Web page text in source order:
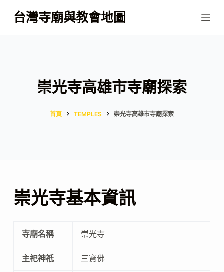
跳
至
台灣寺廟與教會地圖
崇光寺高雄市寺廟探索
首頁 TEMPLES 崇光寺高雄市寺廟探索
崇光寺基本資訊
寺廟名稱 崇光寺
主祀神祇 三寶佛